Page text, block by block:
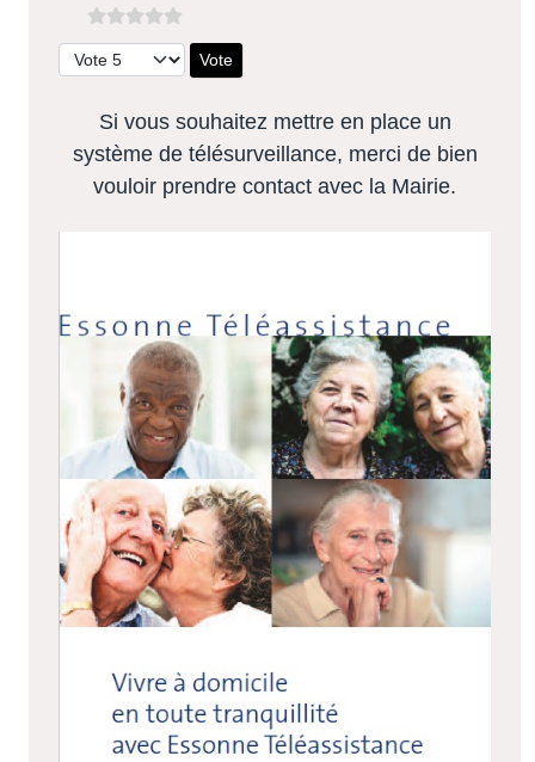
Veuillez voter
Si vous souhaitez mettre en place un
système de télésurveillance, merci de bien
vouloir prendre contact avec la Mairie.